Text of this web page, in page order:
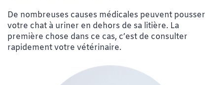
De nombreuses causes médicales peuvent pousser
votre chat à uriner en dehors de sa litière. La
première chose dans ce cas, c’est de consulter
rapidement votre vétérinaire.